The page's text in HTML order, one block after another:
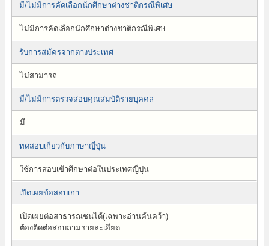
มี/ไม่มีการคัดเลือกนักศึกษาต่างชาติกรณีพิเศษ
ไม่มีการคัดเลือกนักศึกษาต่างชาติกรณีพิเศษ
รับการสมัครจากต่างประเทศ
ไม่สามารถ
มี/ไม่มีการตรวจสอบคุณสมบัติรายบุคคล
มี
ทดสอบเกี่ยวกับภาษาญี่ปุ่น
ใช้การสอบเข้าศึกษาต่อในประเทศญี่ปุ่น
เปิดเผยข้อสอบเก่า
เปิดเผยต่อสาธารณชนได้(เฉพาะอ่านค้นคว้า)
ต้องติดต่อสอบถามรายละเอียด